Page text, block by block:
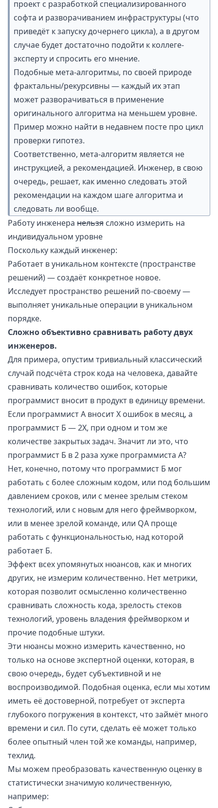
проект с разработкой специализированного
софта и разворачиванием инфраструктуры (что
приведёт к запуску дочернего цикла), а в другом
случае будет достаточно подойти к коллеге-
эксперту и спросить его мнение.
Подобные мета-алгоритмы, по своей природе
фрактальны/рекурсивны — каждый их этап
может разворачиваться в применение
оригинального алгоритма на меньшем уровне.
Пример можно найти в недавнем посте про цикл
проверки гипотез.
Соответственно, мета-алгоритм является не
инструкцией, а рекомендацией. Инженер, в свою
очередь, решает, как именно следовать этой
рекомендации на каждом шаге алгоритма и
следовать ли вообще.
Работу инженера нельзя сложно измерить на
индивидуальном уровне
Поскольку каждый инженер:
Работает в уникальном контексте (пространстве
решений) — создаёт конкретное новое.
Исследует пространство решений по-своему —
выполняет уникальные операции в уникальном
порядке.
Сложно объективно сравнивать работу двух
инженеров.
Для примера, опустим тривиальный классический
случай подсчёта строк кода на человека, давайте
сравнивать количество ошибок, которые
программист вносит в продукт в единицу времени.
Если программист А вносит X ошибок в месяц, а
программист Б — 2X, при одном и том же
количестве закрытых задач. Значит ли это, что
программист Б в 2 раза хуже программиста А?
Нет, конечно, потому что программист Б мог
работать с более сложным кодом, или под большим
давлением сроков, или с менее зрелым стеком
технологий, или с новым для него фреймворком,
или в менее зрелой команде, или QA проще
работать с функциональностью, над которой
работает Б.
Эффект всех упомянутых нюансов, как и многих
других, не измерим количественно. Нет метрики,
которая позволит осмысленно количественно
сравнивать сложность кода, зрелость стеков
технологий, уровень владения фреймворком и
прочие подобные штуки.
Эти нюансы можно измерить качественно, но
только на основе экспертной оценки, которая, в
свою очередь, будет субъективной и не
воспроизводимой. Подобная оценка, если мы хотим
иметь её достоверной, потребует от эксперта
глубокого погружения в контекст, что займёт много
времени и сил. По сути, сделать её может только
более опытный член той же команды, например,
техлид.
Мы можем преобразовать качественную оценку в
статистически значимую количественную,
например: